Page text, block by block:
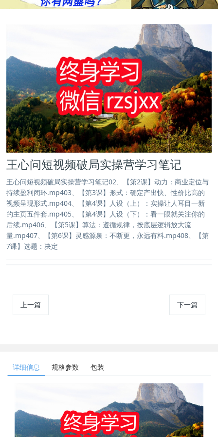
王心问短视频破局实操营学习笔记
王心问短视频破局实操营学习笔记02、【第2课】动力：商业定位与
持续盈利闭环.mp403、【第3课】形式：确定产出快、性价比高的
视频呈现形式.mp404、【第4课】人设（上）：实操让人耳目一新
的主页五件套.mp405、【第4课】人设（下）：看一眼就关注你的
后续.mp406、【第5课】算法：遵循规律，按底层逻辑放大流
量.mp407、【第6课】灵感源泉：不断更，永远有料.mp408、【第
7课】选题：决定
上一篇 下一篇
详细信息 规格参数 包装